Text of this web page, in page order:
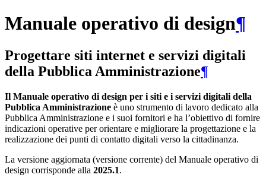
Manuale operativo di design¶
Progettare siti internet e servizi digitali
della Pubblica Amministrazione¶
Il Manuale operativo di design per i siti e i servizi digitali della
Pubblica Amministrazione è uno strumento di lavoro dedicato alla
Pubblica Amministrazione e i suoi fornitori e ha l’obiettivo di fornire
indicazioni operative per orientare e migliorare la progettazione e la
realizzazione dei punti di contatto digitali verso la cittadinanza.
La versione aggiornata (versione corrente) del Manuale operativo di
design corrisponde alla 2025.1.